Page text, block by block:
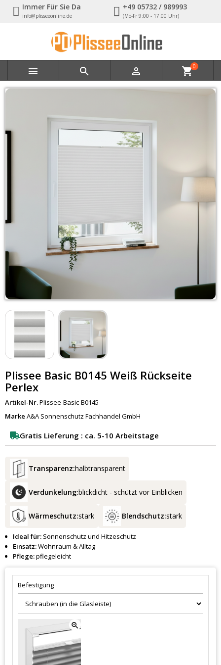
Immer Für Sie Da
info@plisseeonline.de
+49 05732 / 989993
(Mo-Fr 9:00 - 17:00 Uhr)
   shopping_cart0
Plissee Basic B0145 Weiß Rückseite
Perlex
Artikel-Nr.Plissee-Basic-B0145
Marke A&A Sonnenschutz Fachhandel GmbH
Gratis Lieferung : ca. 5-10 Arbeitstage
Transparenz:halbtransparent
Verdunkelung:blickdicht - schützt vor Einblicken
Wärmeschutz:stark Blendschutz:stark
Ideal für: Sonnenschutz und Hitzeschutz
Einsatz:Wohnraum & Alltag
Pflege:pflegeleicht
Befestigung
zoom_in